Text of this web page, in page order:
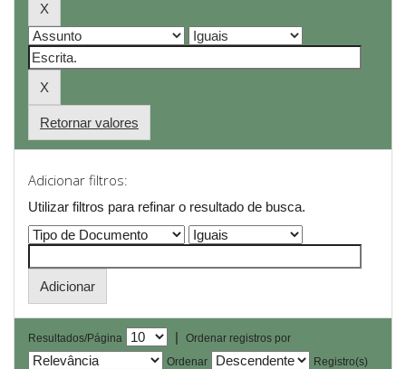
Retornar valores
Adicionar filtros:
Utilizar filtros para refinar o resultado de busca.
Resultados/Página |
Ordenar registros por
Ordenar
Registro(s)